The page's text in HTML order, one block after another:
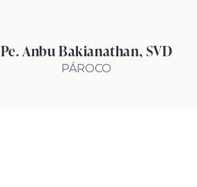
Pe. Anbu Bakianathan, SVD
PÁROCO